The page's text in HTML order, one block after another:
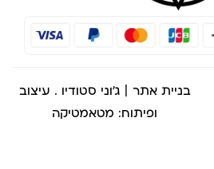
בניית אתר | ג'וני סטודיו . עיצוב
ופיתוח: מטאמטיקה